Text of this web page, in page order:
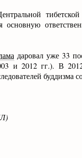
даровал уже 33
и 2012 гг.). В
буддизма